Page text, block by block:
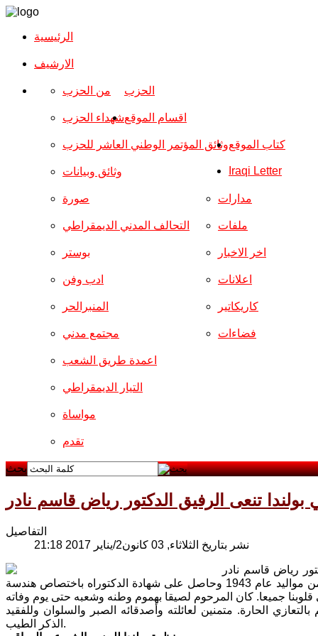
الرئيسية
الارشیف
الحزب من الحزب
شهداء الحزب
وثائق المؤتمر الوطني العاشر للحزب
وثائق وبيانات
اقسام الموقع
صورة
التحالف المدني الديمقراطي
بوستر
ادب وفن
المنبرالحر
مجتمع مدني
مدارات
ملفات
اخر الاخبار
اعلانات
كاريكاتير
فضاءات
اعمدة طريق الشعب
التيار الديمقراطي
مواساة
تقدم
كتاب الموقع
Iraqi Letter
بحث
تنعى الرفيق الدكتور رياض قاسم نادر
التفاصيل
نشر بتاريخ الثلاثاء, 03 كانون2/يناير 2017 21:18
رياض قاسم نادر
الذي توفى في وأرشو يوم الاثنين 02.01.2016 اثر نوبة قلبية. الرفيق المرحوم هو من مواليد عام 1943 وحاصل على شهادة الدكتوراه باختصاص هندسة
الحارة. متمنين لعائلته وأصدقائه الصبر والسلوان وللفقيد
الذكر الطيب.